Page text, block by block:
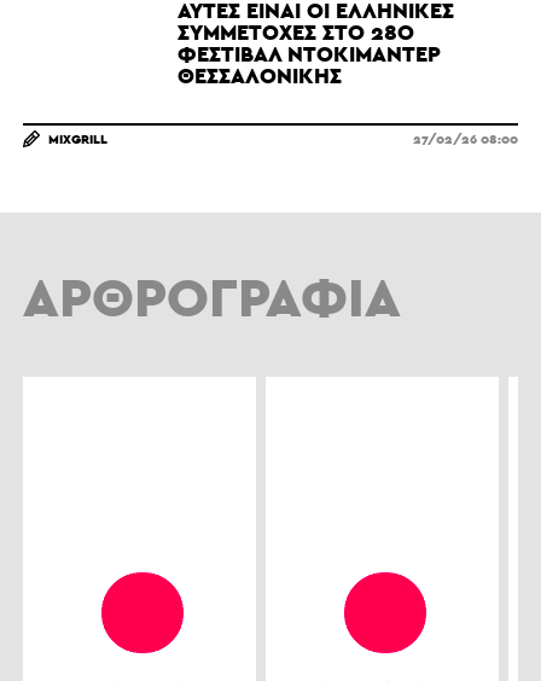
ΑΥΤΈΣ ΕΊΝΑΙ ΟΙ ΕΛΛΗΝΙΚΈΣ
ΣΥΜΜΕΤΟΧΈΣ ΣΤΟ 28Ο
ΦΕΣΤΙΒΆΛ ΝΤΟΚΙΜΑΝΤΈΡ
ΘΕΣΣΑΛΟΝΊΚΗΣ
MIXGRILL 27/02/26 08:00
ΑΡΘΡΟΓΡΑΦΊΑ